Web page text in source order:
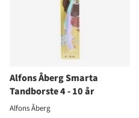
Alfons Åberg Smarta
Tandborste 4 - 10 år
Alfons Åberg